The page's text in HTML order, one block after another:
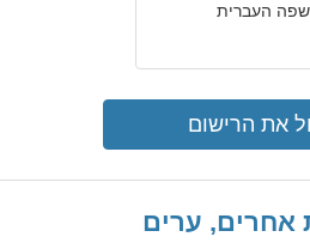
העברית
את הרישום
אחרים, ערים